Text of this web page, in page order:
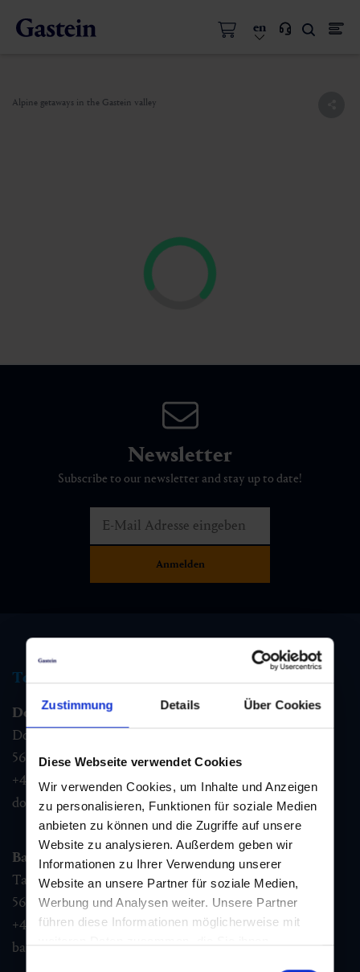
Zustimmung Details Über Cookies
Diese Webseite verwendet Cookies
Wir verwenden Cookies, um Inhalte und Anzeigen
zu personalisieren, Funktionen für soziale Medien
anbieten zu können und die Zugriffe auf unsere
Website zu analysieren. Außerdem geben wir
Informationen zu Ihrer Verwendung unserer
Website an unsere Partner für soziale Medien,
Werbung und Analysen weiter. Unsere Partner
führen diese Informationen möglicherweise mit
en
Alpine getaways in the Gastein valley
Newsletter
Subscribe to our newsletter and stay up to date!
Tourist information
Dorfgastein
Dorfstraße 1,
5632 Dorfgastein
+43 6432 3393 460
dorfgastein@gastein.com
Bad Hofgastein
Tauernplatz 1,
5630 Bad Hofgastein
+43 6432 3393 260
badhofgastein@gastein.com